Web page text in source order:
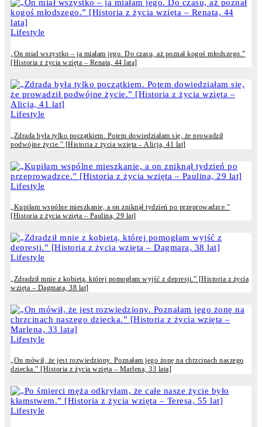
Lifestyle
„On miał wszystko – ja miałam jego. Do czasu, aż poznał kogoś młodszego.”
[Historia z życia wzięta – Renata, 44 lata]
Lifestyle
„Zdrada była tylko początkiem. Potem dowiedziałam się, że prowadził
podwójne życie.” [Historia z życia wzięta – Alicja, 41 lat]
Lifestyle
„Kupiłam wspólne mieszkanie, a on zniknął tydzień po przeprowadzce.”
[Historia z życia wzięta – Paulina, 29 lat]
Lifestyle
„Zdradził mnie z kobietą, której pomogłam wyjść z depresji.” [Historia z życia
wzięta – Dagmara, 38 lat]
Lifestyle
„On mówił, że jest rozwiedziony. Poznałam jego żonę na chrzcinach naszego
dziecka.” [Historia z życia wzięta – Marlena, 33 lata]
Lifestyle